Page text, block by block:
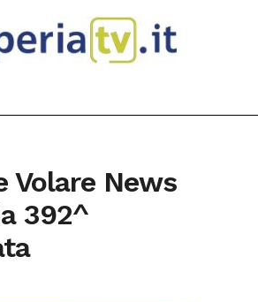
Volare News
392^